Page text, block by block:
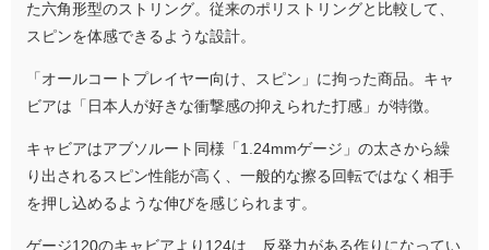
た六角形型のストリング。従来のポリストリングと比較して、
スピンを体感できるような設計。
「オールコートプレイヤー向け、スピン」に拘った商品。キャ
ビアは「日本人が好きな衝撃感の抑えられた打感」が特徴。
キャビアはアブソルート同様「1.24mmゲージ」の太さから繰
り出されるスピン性能が高く、一般的な擦る回転ではなく相手
を押し込めるような伸びを感じられます。
ゲージ120のキャビアより124は、反発力がある作りになってい